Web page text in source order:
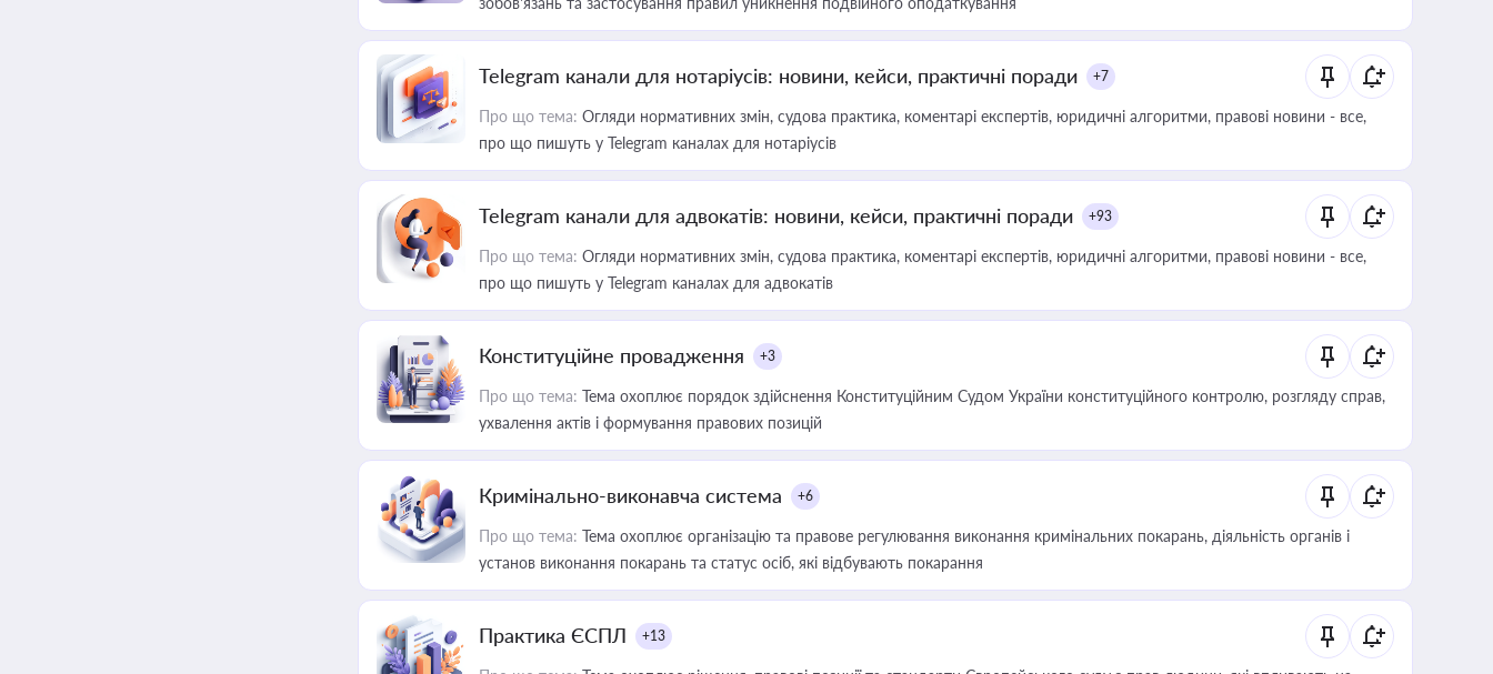
Telegram канали для нотаріусів: новини, кейси, практичні поради +7
Про що тема: Огляди нормативних змін, судова практика, коментарі експертів, юридичні алгоритми, правові новини - все,
про що пишуть у Telegram каналах для нотаріусів
Telegram канали для адвокатів: новини, кейси, практичні поради +93
Про що тема: Огляди нормативних змін, судова практика, коментарі експертів, юридичні алгоритми, правові новини - все,
про що пишуть у Telegram каналах для адвокатів
Конституційне провадження +3
Про що тема: Тема охоплює порядок здійснення Конституційним Судом України конституційного контролю, розгляду справ,
ухвалення актів і формування правових позицій
Кримінально-виконавча система +6
Про що тема: Тема охоплює організацію та правове регулювання виконання кримінальних покарань, діяльність органів і
установ виконання покарань та статус осіб, які відбувають покарання
Практика ЄСПЛ +13